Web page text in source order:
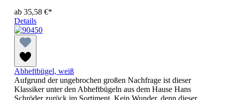
ab 35,58 €*
Details
Abheftbügel, weiß
Aufgrund der ungebrochen großen Nachfrage ist dieser
Klassiker unter den Abheftbügeln aus dem Hause Hans